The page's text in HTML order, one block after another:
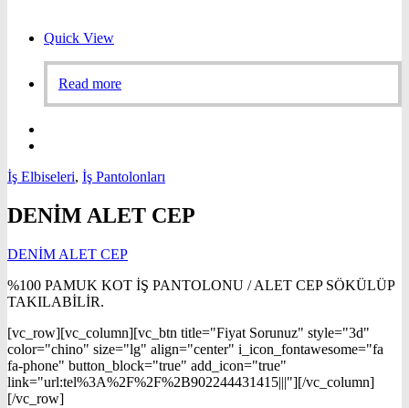
Quick View
Read more
İş Elbiseleri, İş Pantolonları
DENİM ALET CEP
DENİM ALET CEP
%100 PAMUK KOT İŞ PANTOLONU / ALET CEP SÖKÜLÜP
TAKILABİLİR.
[vc_row][vc_column][vc_btn title="Fiyat Sorunuz" style="3d"
color="chino" size="lg" align="center" i_icon_fontawesome="fa
fa-phone" button_block="true" add_icon="true"
link="url:tel%3A%2F%2F%2B902244431415|||"][/vc_column]
[/vc_row]